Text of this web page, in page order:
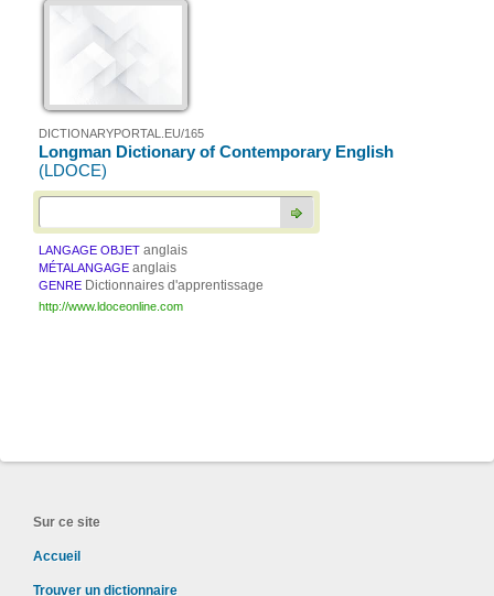
DICTIONARYPORTAL.EU/165
Longman Dictionary of Contemporary English
(LDOCE)
LANGAGE OBJET anglais
MÉTALANGAGE anglais
GENRE Dictionnaires d'apprentissage
http://www.ldoceonline.com
Sur ce site
Accueil
Trouver un dictionnaire